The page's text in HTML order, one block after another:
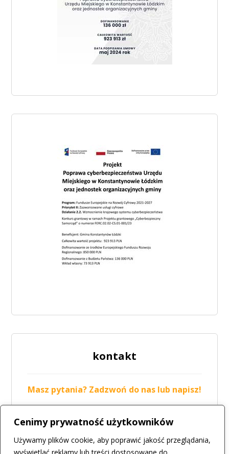
Cenimy prywatność użytkowników
Używamy plików cookie, aby poprawić jakość przeglądania,
kontakt
Masz pytania? Zadzwoń do nas lub napisz!
mail:
biuro@csir.konstantynow.pl
więcej